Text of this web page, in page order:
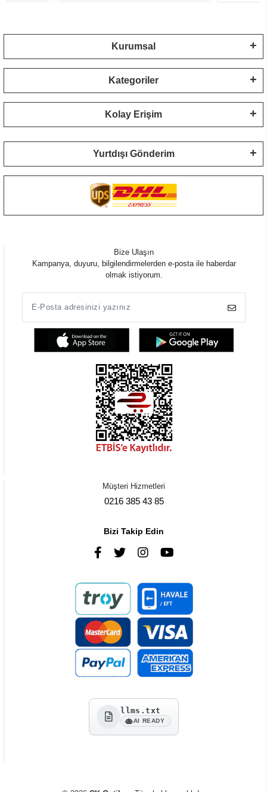
Kurumsal
Kategoriler
Kolay Erişim
Yurtdışı Gönderim
Bize Ulaşın
Kampanya, duyuru, bilgilendirmelerden e-posta ile haberdar
olmak istiyorum.
Müşteri Hizmetleri
0216 385 43 85
Bizi Takip Edin
llms.txt
AI READY